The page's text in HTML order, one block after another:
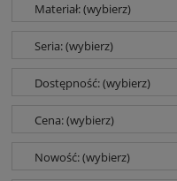
Materiał: (wybierz)
Seria: (wybierz)
Dostępność: (wybierz)
Cena: (wybierz)
Nowość: (wybierz)